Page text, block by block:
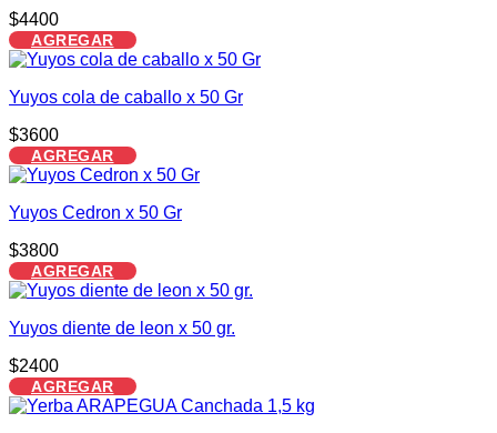
$4400
AGREGAR
Yuyos cola de caballo x 50 Gr
$3600
AGREGAR
Yuyos Cedron x 50 Gr
$3800
AGREGAR
Yuyos diente de leon x 50 gr.
$2400
AGREGAR